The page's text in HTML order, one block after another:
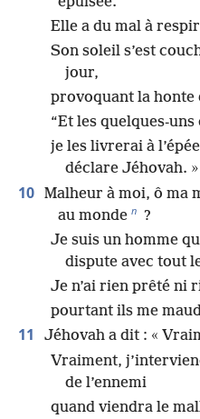
Elle a du mal à
Son soleil s’est
jour,
provoquant la honte
“Et les quelques-
je les livrerai à
déclare Jéhovah. »
10 Malheur à moi, ô ma
au monde n ?
Je suis un homme
dispute avec tout
Je n’ai rien prêté ni
pourtant ils me
11
Jéhovah a dit : «
Vraiment,
de l’ennemi
quand viendra le